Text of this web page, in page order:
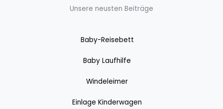
Unsere neusten Beiträge
Baby-Reisebett
Baby Laufhilfe
Windeleimer
Einlage Kinderwagen